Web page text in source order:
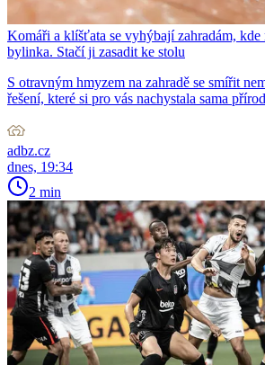
Komáři a klíšťata se vyhýbají zahradám, kde
bylinka. Stačí ji zasadit ke stolu
S otravným hmyzem na zahradě se smířit
řešení, které si pro vás nachystala sama
adbz.cz
dnes, 19:34
2 min